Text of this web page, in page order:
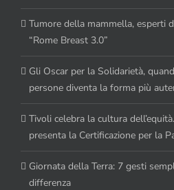
Tumore della mammella, esperti
“Rome Breast 3.0”
Gli Oscar per la Solidarietà,
persone diventa la forma più
Tivoli celebra la cultura
presenta la Certificazione per la
Giornata della Terra: 7 gesti
differenza